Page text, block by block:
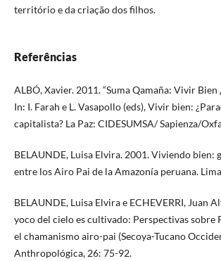
território e da criação dos filhos.
Referências
ALBÓ, Xavier. 2011. “Suma Qamaña: Vivir Bien
In: I. Farah e L. Vasapollo (eds), Vivir bien:
capitalista? La Paz: CIDESUMSA/ Sapienza/
BELAUNDE, Luisa Elvira. 2001. Viviendo bien:
entre los Airo Pai de la Amazonía peruana.
BELAUNDE, Luisa Elvira e ECHEVERRI, Juan
yoco del cielo es cultivado: Perspectivas sobre
el chamanismo airo-pai (Secoya-Tucano
Anthropológica, 26: 75-92.